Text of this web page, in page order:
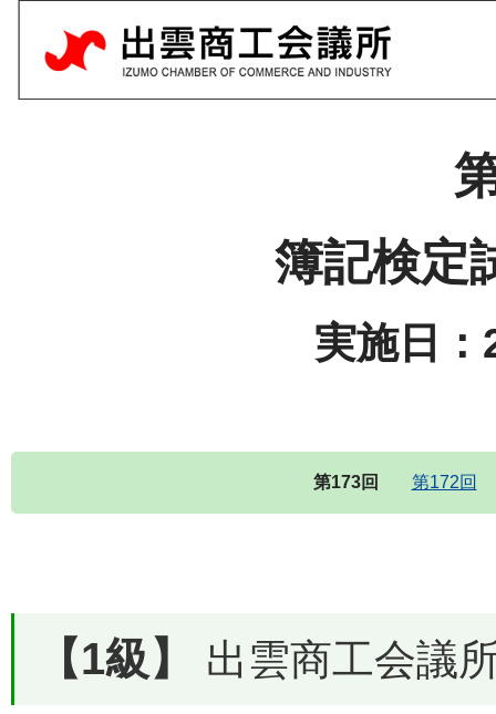
簿記検定
実施日：
第173回 第172回
【1級】 出雲商工会議